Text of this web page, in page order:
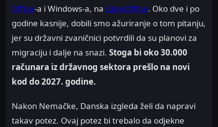
Office-a i Windows-a, na LibreOffice. Oko dve i po
godine kasnije, dobili smo ažuriranje o tom pitanju,
jer su državni zvaničnici potvrdili da su planovi za
migraciju i dalje na snazi. Stoga bi oko 30.000
računara iz državnog sektora prešlo na novi
kod do 2027. godine.
Nakon Nemačke, Danska izgleda želi da napravi
takav potez. Ovaj potez bi trebalo da odjekne